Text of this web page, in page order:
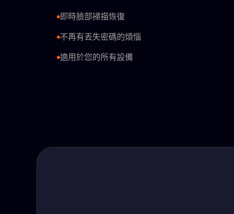
即時臉部掃描恢復
不再有丟失密碼的煩惱
適用於您的所有設備